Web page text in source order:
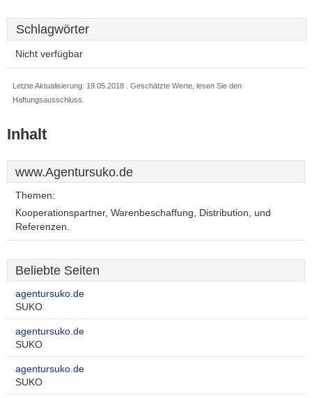
Schlagwörter
Nicht verfügbar
Letzte Aktualisierung: 19.05.2018 . Geschätzte Werte, lesen Sie den
Haftungsausschluss.
Inhalt
www.Agentursuko.de
Themen:
Kooperationspartner, Warenbeschaffung, Distribution, und
Referenzen.
Beliebte Seiten
agentursuko.de
SUKO
agentursuko.de
SUKO
agentursuko.de
SUKO